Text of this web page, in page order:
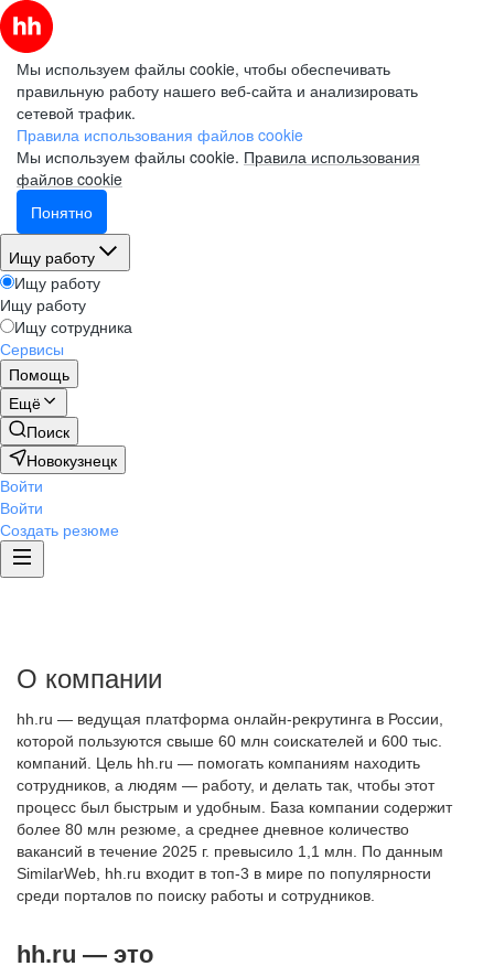
Мы используем файлы cookie, чтобы обеспечивать
правильную работу нашего веб-сайта и анализировать
сетевой трафик.
Правила использования файлов cookie
Мы используем файлы cookie. Правила использования
файлов cookie
Понятно
Ищу работу
Ищу работу
Ищу работу
Ищу сотрудника
Сервисы
Помощь
Ещё
Поиск
Новокузнецк
Войти
Войти
Создать резюме
О компании
hh.ru — ведущая платформа онлайн-рекрутинга в России,
которой пользуются свыше 60 млн соискателей и 600 тыс.
компаний. Цель hh.ru — помогать компаниям находить
сотрудников, а людям — работу, и делать так, чтобы этот
процесс был быстрым и удобным. База компании содержит
более 80 млн резюме, а среднее дневное количество
вакансий в течение 2025 г. превысило 1,1 млн. По данным
SimilarWeb, hh.ru входит в топ-3 в мире по популярности
среди порталов по поиску работы и сотрудников.
hh.ru — это